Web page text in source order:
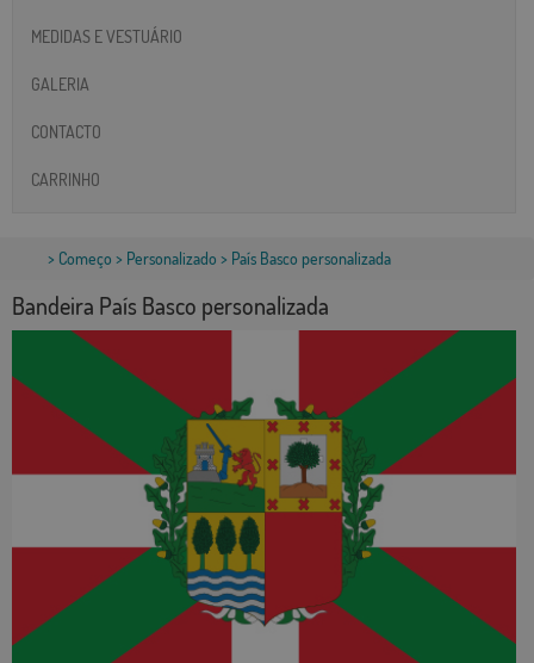
MEDIDAS E VESTUÁRIO
GALERIA
CONTACTO
CARRINHO
> Começo > Personalizado > País Basco personalizada
Bandeira País Basco personalizada